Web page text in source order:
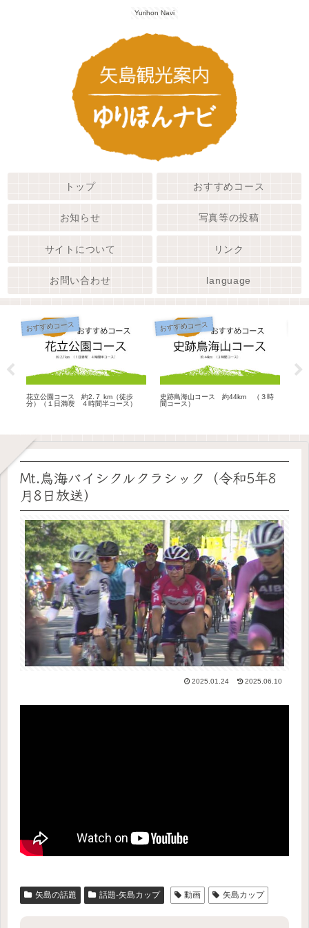
Yurihon Navi
トップ おすすめコース
お知らせ 写真等の投稿
サイトについて リンク
お問い合わせ language
おすすめコース
花立公園コース 約2.７ km（徒歩
分）（１日満喫 ４時間半コース）
おすすめコース
史跡鳥海山コース 約44km （３時
間コース）
Mt.鳥海バイシクルクラシック（令和5年8
月8日放送）
2025.01.24 2025.06.10
矢島の話題 話題-矢島カップ 動画 矢島カップ